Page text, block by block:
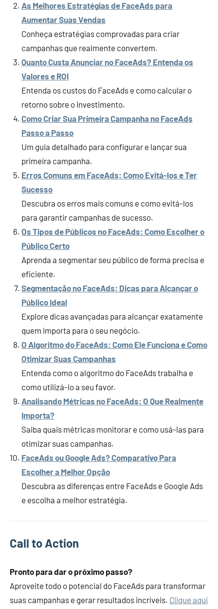
As Melhores Estratégias de FaceAds para
Aumentar Suas Vendas
Conheça estratégias comprovadas para criar
campanhas que realmente convertem.
Quanto Custa Anunciar no FaceAds? Entenda os
Valores e ROI
Entenda os custos do FaceAds e como calcular o
retorno sobre o investimento.
Como Criar Sua Primeira Campanha no FaceAds
Passo a Passo
Um guia detalhado para configurar e lançar sua
primeira campanha.
Erros Comuns em FaceAds: Como Evitá-los e Ter
Sucesso
Descubra os erros mais comuns e como evitá-los
para garantir campanhas de sucesso.
Os Tipos de Públicos no FaceAds: Como Escolher o
Público Certo
Aprenda a segmentar seu público de forma precisa e
eficiente.
Segmentação no FaceAds: Dicas para Alcançar o
Público Ideal
Explore dicas avançadas para alcançar exatamente
quem importa para o seu negócio.
O Algoritmo do FaceAds: Como Ele Funciona e Como
Otimizar Suas Campanhas
Entenda como o algoritmo do FaceAds trabalha e
como utilizá-lo a seu favor.
Analisando Métricas no FaceAds: O Que Realmente
Importa?
Saiba quais métricas monitorar e como usá-las para
otimizar suas campanhas.
FaceAds ou Google Ads? Comparativo Para
Escolher a Melhor Opção
Descubra as diferenças entre FaceAds e Google Ads
e escolha a melhor estratégia.
Call to Action
Pronto para dar o próximo passo?
Aproveite todo o potencial do FaceAds para transformar
suas campanhas e gerar resultados incríveis. Clique aqui